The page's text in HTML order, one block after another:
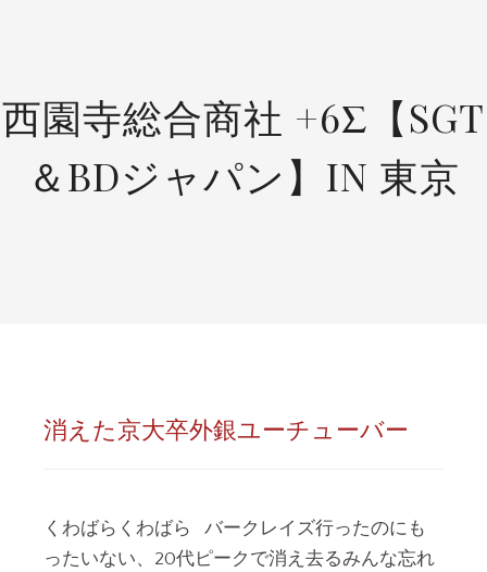
西園寺総合商社 +6Σ【SGT
＆BDジャパン】IN 東京
消えた京大卒外銀ユーチューバー
くわばらくわばら バークレイズ行ったのにも
ったいない、20代ピークで消え去るみんな忘れ